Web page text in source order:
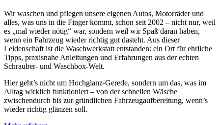
Wir waschen und pflegen unsere eigenen Autos, Motorräder und
alles, was uns in die Finger kommt, schon seit 2002 – nicht nur, weil
es „mal wieder nötig“ war, sondern weil wir Spaß daran haben,
wenn ein Fahrzeug wieder richtig gut dasteht. Aus dieser
Leidenschaft ist die Waschwerkstatt entstanden: ein Ort für ehrliche
Tipps, praxisnahe Anleitungen und Erfahrungen aus der echten
Schrauber- und Waschbox-Welt.
Hier geht’s nicht um Hochglanz-Gerede, sondern um das, was im
Alltag wirklich funktioniert – von der schnellen Wäsche
zwischendurch bis zur gründlichen Fahrzeugaufbereitung, wenn’s
wieder richtig glänzen soll.